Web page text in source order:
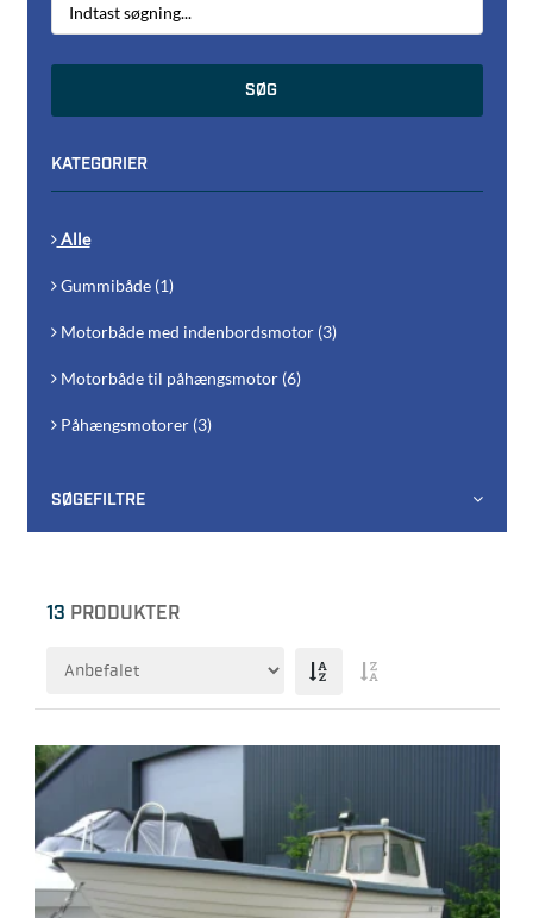
SØG
KATEGORIER
Alle
Gummibåde (1)
Motorbåde med indenbordsmotor (3)
Motorbåde til påhængsmotor (6)
Påhængsmotorer (3)
SØGEFILTRE
13 PRODUKTER